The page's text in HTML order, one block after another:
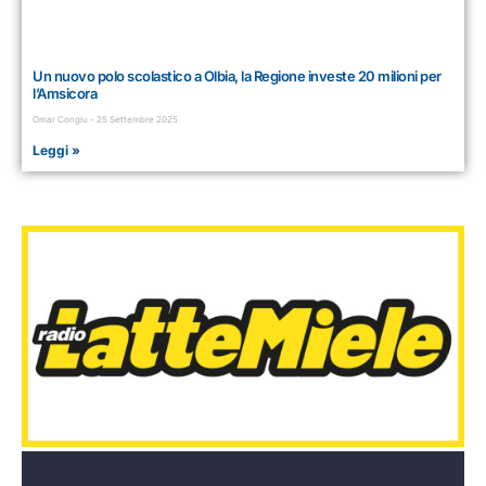
Un nuovo polo scolastico a Olbia, la Regione investe 20 milioni per
l’Amsicora
Omar Congiu 25 Settembre 2025
Leggi »